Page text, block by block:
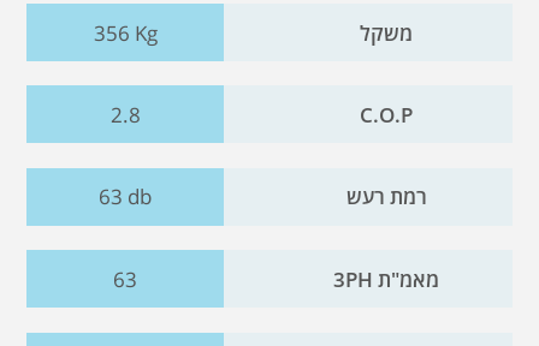
משקל 356 Kg
C.O.P
2.8
רמת רעש 63 db
מאמ"ת 3PH 63